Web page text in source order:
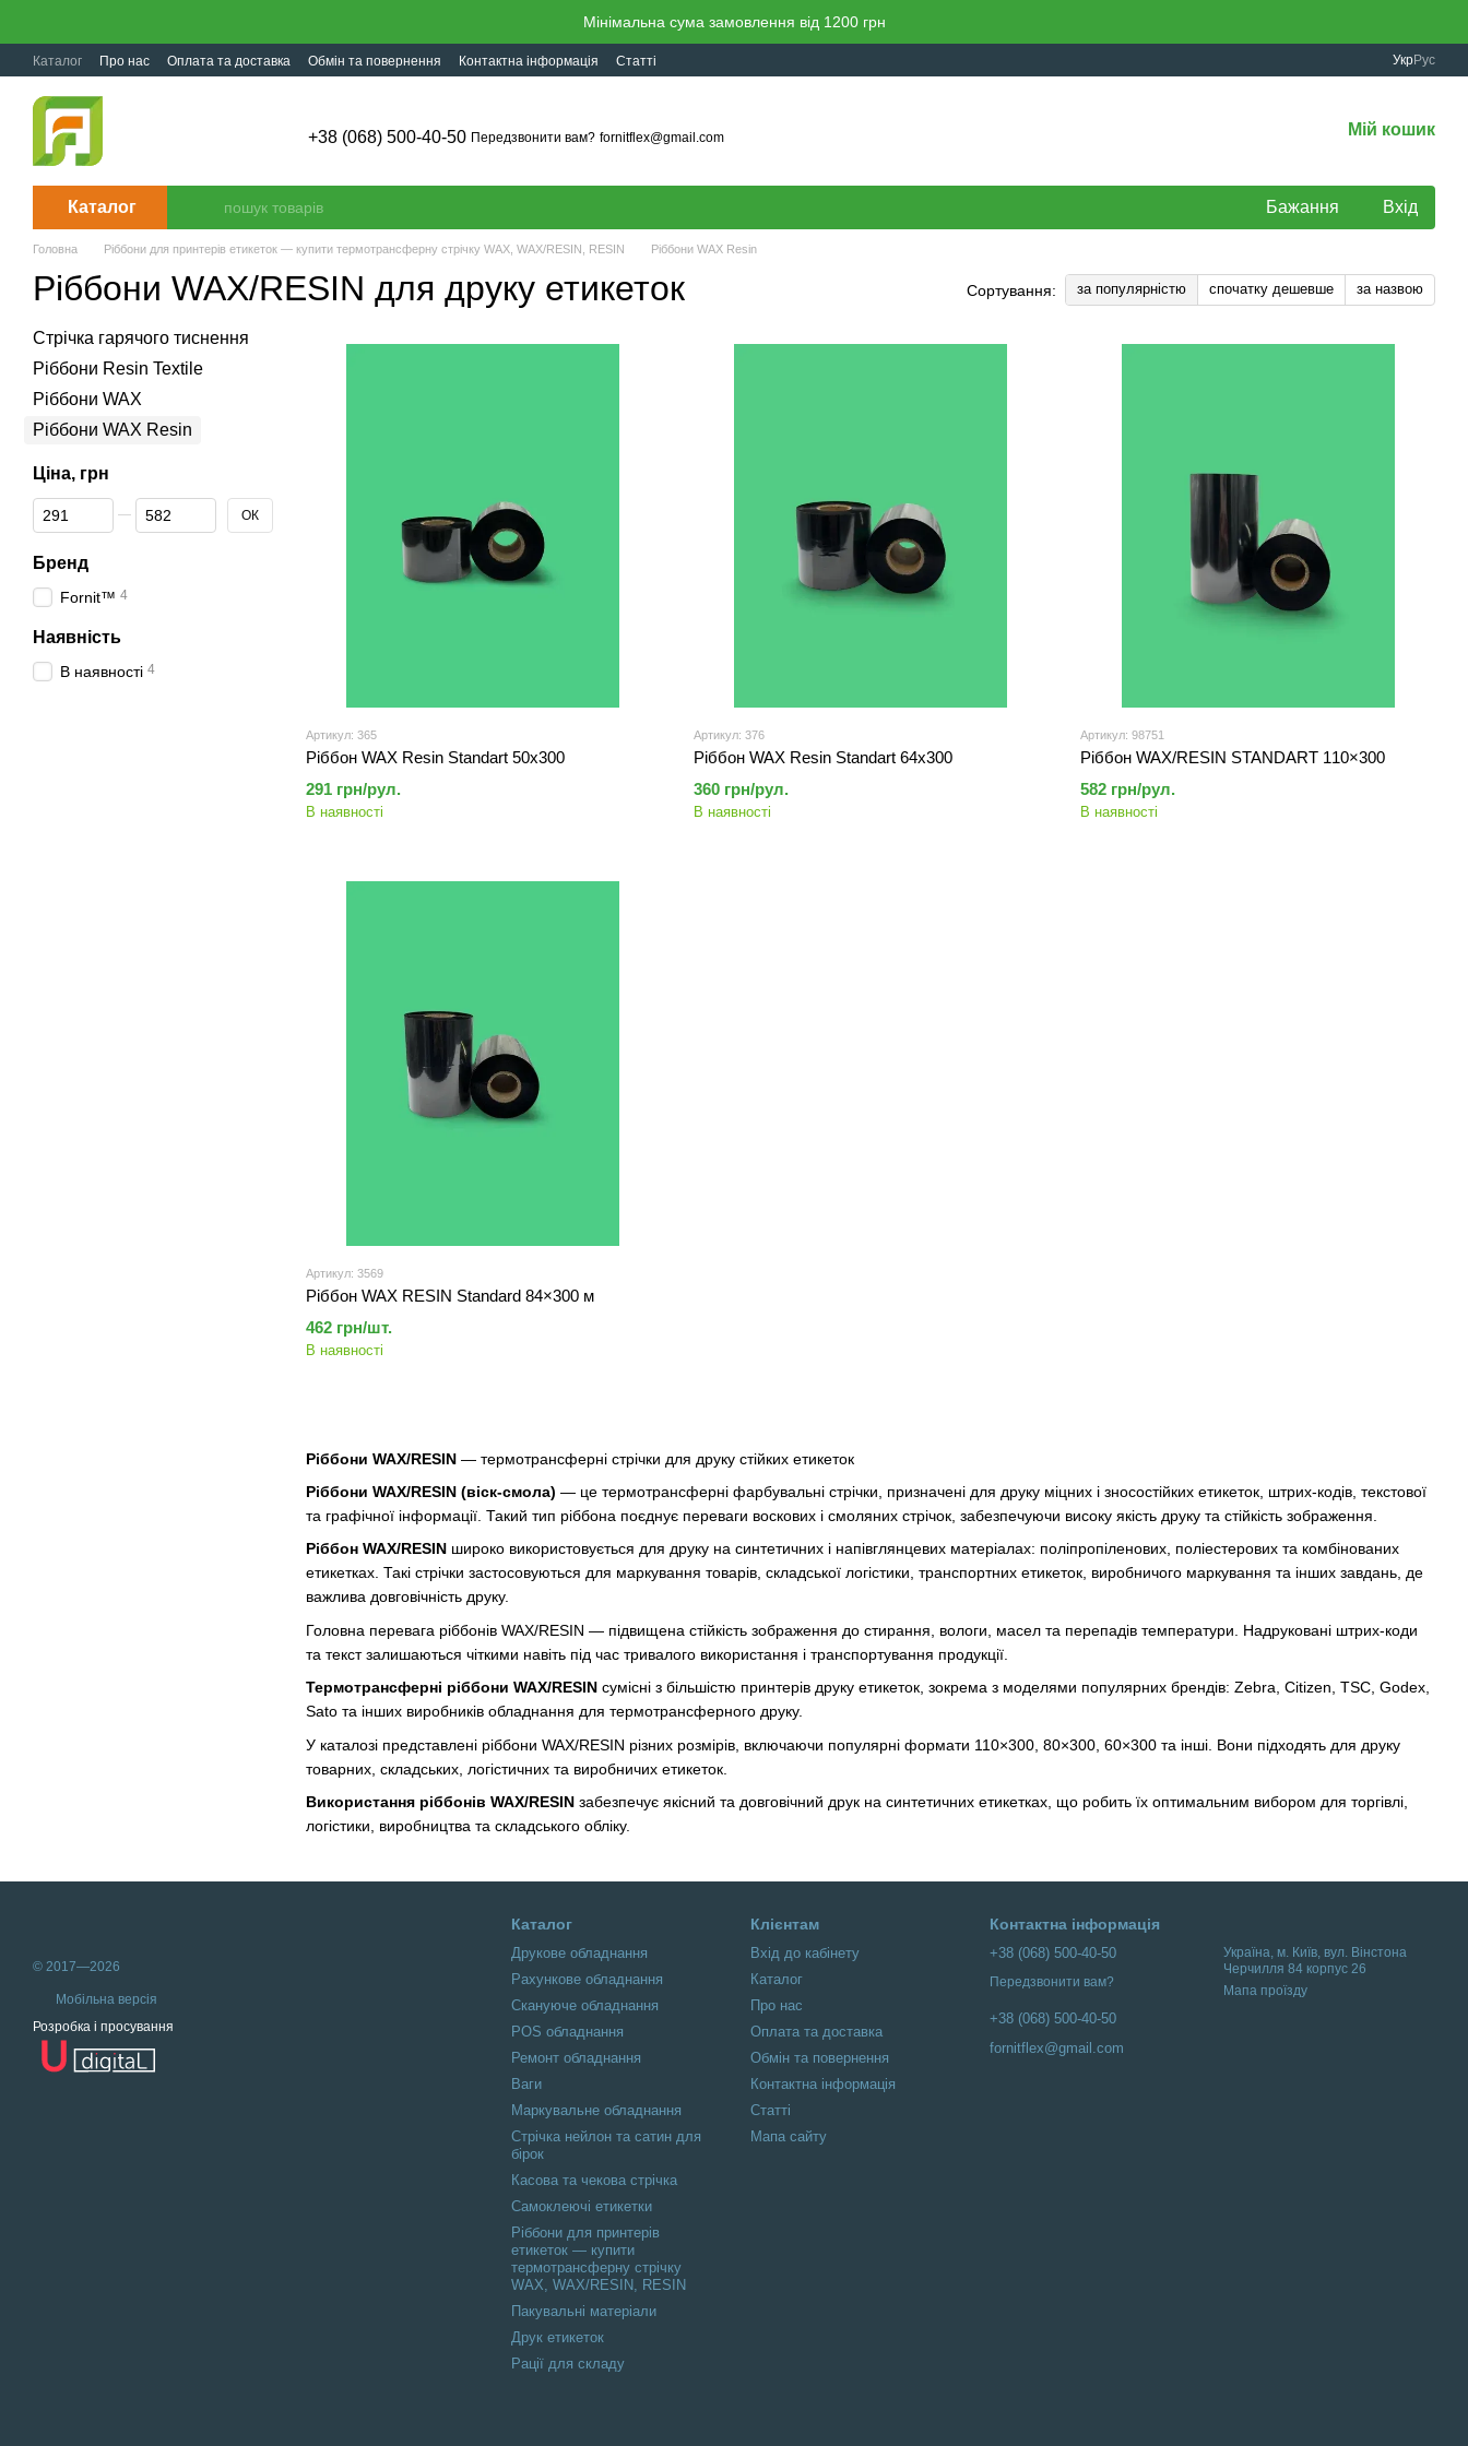
Мінімальна сума замовлення від 1200 грн
Каталог Про нас Оплата та доставка Обмін та повернення Контактна інформація Статті УкрРус
+38 (068) 500-40-50 Передзвонити вам? fornitflex@gmail.com Мій кошик
Каталог Бажання Вхід
Головна Ріббони для принтерів етикеток — купити термотрансферну стрічку WAX, WAX/RESIN, RESIN Ріббони WAX Resin
Ріббони WAX/RESIN для друку етикеток Сортування: за популярністю спочатку дешевше за назвою
Ріббони WAX/RESIN — термотрансферні стрічки для друку стійких етикеток
Ріббони WAX/RESIN (віск-смола) — це термотрансферні фарбувальні стрічки, призначені для друку міцних і зносостійких етикеток, штрих-кодів, текстової
та графічної інформації. Такий тип ріббона поєднує переваги воскових і смоляних стрічок, забезпечуючи високу якість друку та стійкість зображення.
Ріббон WAX/RESIN широко використовується для друку на синтетичних і напівглянцевих матеріалах: поліпропіленових, поліестерових та комбінованих
етикетках. Такі стрічки застосовуються для маркування товарів, складської логістики, транспортних етикеток, виробничого маркування та інших завдань, де
важлива довговічність друку.
Головна перевага ріббонів WAX/RESIN — підвищена стійкість зображення до стирання, вологи, масел та перепадів температури. Надруковані штрих-коди
та текст залишаються чіткими навіть під час тривалого використання і транспортування продукції.
Термотрансферні ріббони WAX/RESIN сумісні з більшістю принтерів друку етикеток, зокрема з моделями популярних брендів: Zebra, Citizen, TSC, Godex,
Sato та інших виробників обладнання для термотрансферного друку.
У каталозі представлені ріббони WAX/RESIN різних розмірів, включаючи популярні формати 110×300, 80×300, 60×300 та інші. Вони підходять для друку
товарних, складських, логістичних та виробничих етикеток.
Використання ріббонів WAX/RESIN забезпечує якісний та довговічний друк на синтетичних етикетках, що робить їх оптимальним вибором для торгівлі,
логістики, виробництва та складського обліку.
Артикул: 365
Ріббон WAX Resin Standart 50х300
291 грн/рул.
В наявності
Артикул: 376
Ріббон WAX Resin Standart 64х300
360 грн/рул.
В наявності
Артикул: 98751
Ріббон WAX/RESIN STANDART 110×300
582 грн/рул.
В наявності
Артикул: 3569
Ріббон WAX RESIN Standard 84×300 м
462 грн/шт.
В наявності
Стрічка гарячого тиснення
Ріббони Resin Textile
Ріббони WAX
Ріббони WAX Resin
Ціна, грн
Від Ціна, грн
До Ціна, грн ОК
Бренд
Fornit™ 4
Наявність
В наявності 4
© 2017—2026
Мобільна версія
Розробка і просування
Каталог
Друкове обладнання
Рахункове обладнання
Скануюче обладнання
POS обладнання
Ремонт обладнання
Ваги
Маркувальне обладнання
Стрічка нейлон та сатин для
бірок
Касова та чекова стрічка
Самоклеючі етикетки
Ріббони для принтерів
етикеток — купити
термотрансферну стрічку
WAX, WAX/RESIN, RESIN
Пакувальні матеріали
Друк етикеток
Рації для складу
Клієнтам
Вхід до кабінету
Каталог
Про нас
Оплата та доставка
Обмін та повернення
Контактна інформація
Статті
Мапа сайту
Контактна інформація
+38 (068) 500-40-50
Передзвонити вам?
+38 (068) 500-40-50
fornitflex@gmail.com
Українa, м. Київ, вул. Вінстона
Черчилля 84 корпус 26
Мапа проїзду